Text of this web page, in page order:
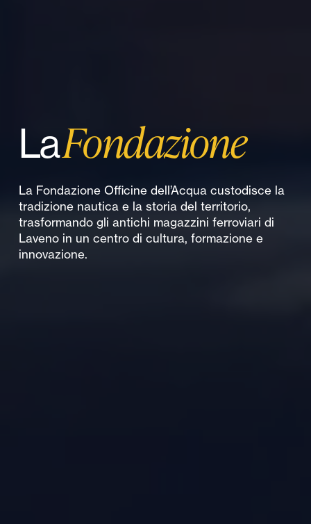
LaFondazione
La Fondazione Officine dell’Acqua custodisce la
tradizione nautica e la storia del territorio,
trasformando gli antichi magazzini ferroviari di
Laveno in un centro di cultura, formazione e
innovazione.